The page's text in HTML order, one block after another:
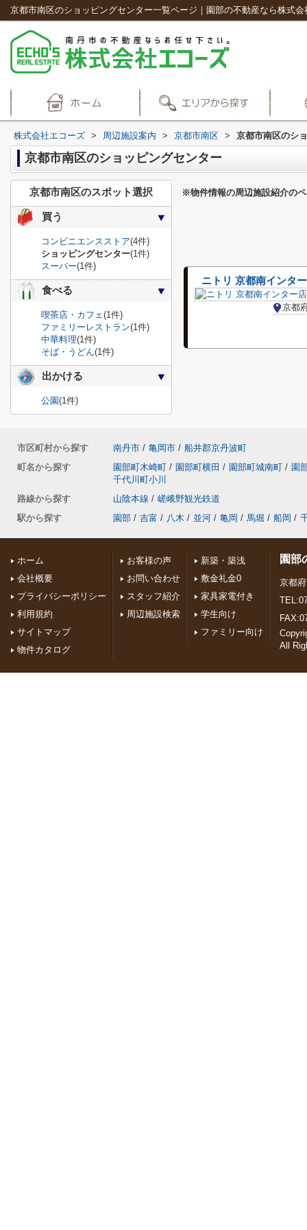
京都市南区のショッピングセンター一覧ページ｜園部の不動産なら株式会
株式会社エコーズ > 周辺施設案内 > 京都市南区 > 京都市南区のシ
京都市南区のショッピングセンター
※物件情報の周辺施設紹介の
ニトリ 京都南インタ
京都
京都市南区のスポット選択
買う
コンビニエンスストア(4件)
ショッピングセンター(1件)
スーパー(1件)
食べる
喫茶店・カフェ(1件)
ファミリーレストラン(1件)
中華料理(1件)
そば・うどん(1件)
出かける
公園(1件)
市区町村から探す 南丹市 / 亀岡市 / 船井郡京丹波町
町名から探す
園部町木崎町 / 園部町横田 / 園部町城南町 / 園
千代川町小川
路線から探す
山陰本線 / 嵯峨野観光鉄道
駅から探す
園部 / 吉富 / 八木 / 並河 / 亀岡 / 馬堀 / 船岡 /
ホーム
会社概要
プライバシーポリシー
利用規約
サイトマップ
物件カタログ
お客様の声
お問い合わせ
スタッフ紹介
周辺施設検索
新築・築浅
敷金礼金0
家具家電付き
学生向け
ファミリー向け
園部
京都
All